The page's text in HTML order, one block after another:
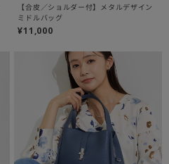
【合皮／ショルダー付】メタルデザイン
ミドルバッグ
¥11,000